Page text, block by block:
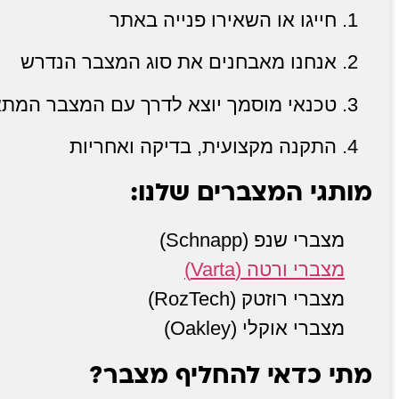
חייגו או השאירו פנייה באתר
אנחנו מאבחנים את סוג המצבר הנדרש
טכנאי מוסמך יוצא לדרך עם המצבר
התקנה מקצועית, בדיקה ואחריות
מותגי המצברים שלנו:
מצברי שנפ (Schnapp)
מצברי ורטה (Varta)
מצברי רוזטק (RozTech)
מצברי אוקלי (Oakley)
מתי כדאי להחליף מצבר?